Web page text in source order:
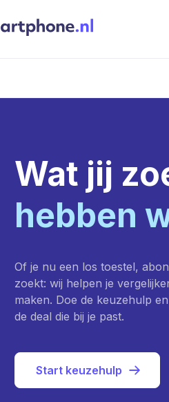
Wat jij
hebben
Of je nu een los toestel,
zoekt: wij helpen je
maken. Doe de keuzehulp
de deal die bij je past.
Start keuzehulp